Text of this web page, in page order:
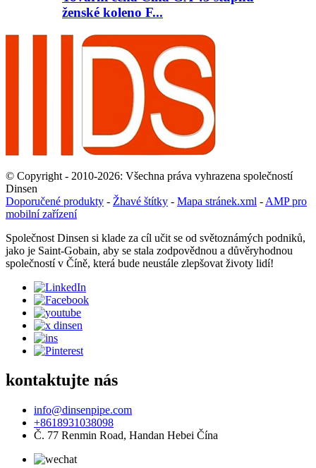
ženské koleno F...
© Copyright - 2010-2026: Všechna práva vyhrazena společností
Dinsen
Doporučené produkty - Žhavé štítky - Mapa stránek.xml - AMP pro
mobilní zařízení
Společnost Dinsen si klade za cíl učit se od světoznámých podniků,
jako je Saint-Gobain, aby se stala zodpovědnou a důvěryhodnou
společností v Číně, která bude neustále zlepšovat životy lidí!
kontaktujte nás
info@dinsenpipe.com
+8618931038098
Č. 77 Renmin Road, Handan Hebei Čína